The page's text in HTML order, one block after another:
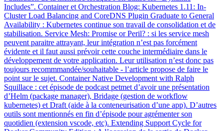
Includes”. Container et Orchestration Blog: Kubernetes 1.11: In-
Cluster Load Balancing and CoreDNS Plugin Graduate to General
Availability : Kubernetes continue son travail de consolidation et de
stabilisation. Service Mesh: Promise or Peril? : si les service mesh
peuvent paraitre attrayant, leur intégration n’est pas forcément
évidente et il faut aussi prévoir cette couche intermédiaire dans le
développement de votre application. Leur utilisation n’est donc pas
toujours recommmandée/souhaitable - l’article propose de faire le
point sur le sujet. Container Native Development with Ralph
Squillace : cet épisode de podcast petmet d’avoir une présentation
d’Helm (package manager), Bridage (gestion de workflow
kubernetes) et Draft (aide à la conteneurisation d’une app). D’autres
outils sont mentionnés en fin d’épisode pour agrémenter son
quotidien (extension vscode, etc). Extending Support Cycle for